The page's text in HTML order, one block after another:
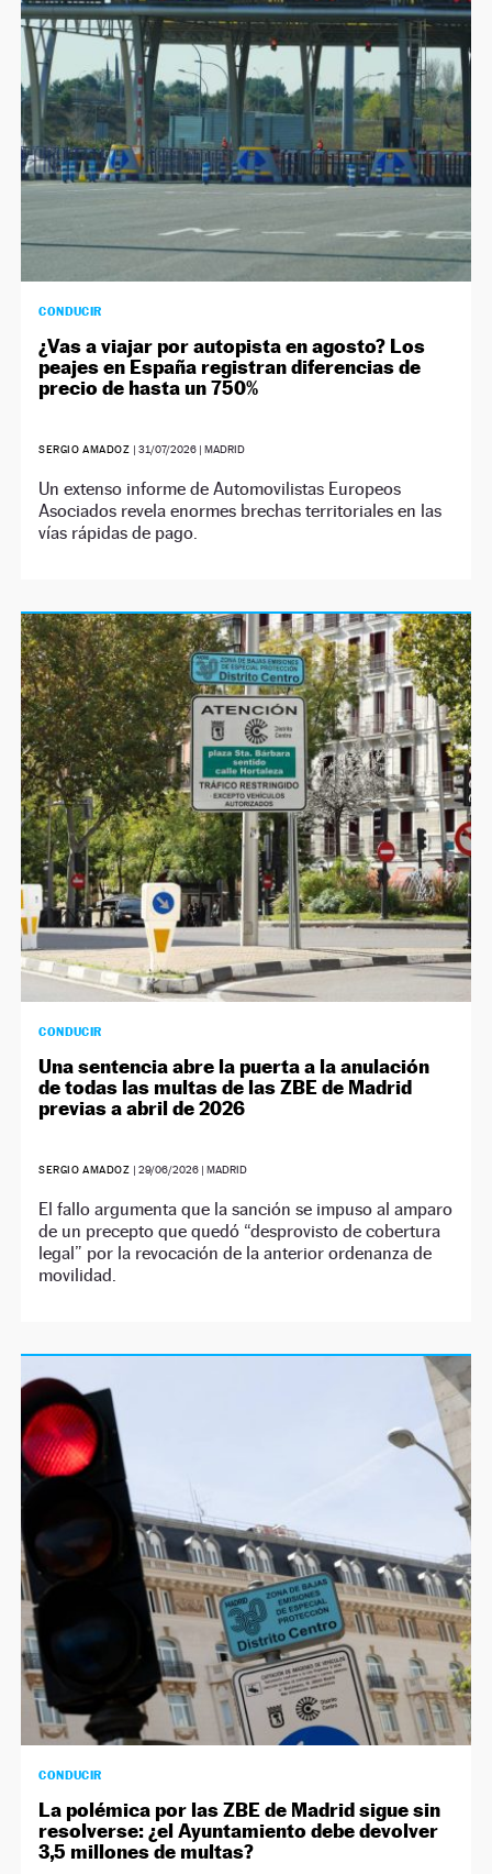
NEWSLETTER
SÍGUENOS
CONDUCIR
¿Vas a viajar por autopista en agosto? Los
peajes en España registran diferencias de
precio de hasta un 750%
SERGIO AMADOZ | 31/07/2026| MADRID
Un extenso informe de Automovilistas Europeos
Asociados revela enormes brechas territoriales en las
vías rápidas de pago.
CONDUCIR
Una sentencia abre la puerta a la anulación
de todas las multas de las ZBE de Madrid
previas a abril de 2026
SERGIO AMADOZ | 29/06/2026| MADRID
El fallo argumenta que la sanción se impuso al amparo
de un precepto que quedó “desprovisto de cobertura
legal” por la revocación de la anterior ordenanza de
movilidad.
CONDUCIR
La polémica por las ZBE de Madrid sigue sin
resolverse: ¿el Ayuntamiento debe devolver
3,5 millones de multas?